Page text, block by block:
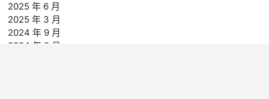
2025 年 6 月
2025 年 3 月
2024 年 9 月
2024 年 2 月